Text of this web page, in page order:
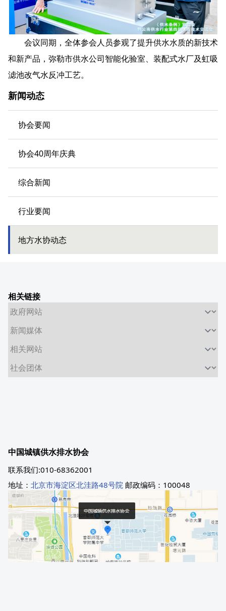
新闻动态
协会要闻
协会40周年庆典
综合新闻
行业要闻
地方水协动态
会议同期，全体参会人员参观了提升供水水质的新技术
和新产品，弥勒市供水公司智能化验室、装配式水厂及虹吸
滤池改气水反冲工艺。
相关链接
中国城镇供水排水协会
联系我们:010-68362001
地址： 北京市海淀区北洼路48号院 邮政编码：100048